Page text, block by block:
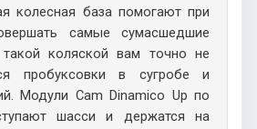
колесная база помогают при
самые сумасшедшие
такой коляской вам точно не
пробуксовки в сугробе и
Модули Cam Dinamico Up по
шасси и держатся на